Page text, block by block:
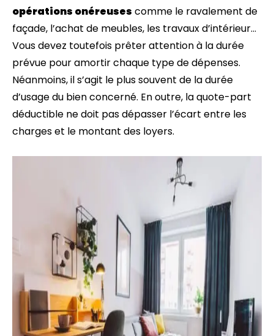
opérations onéreuses comme le ravalement de
façade, l’achat de meubles, les travaux d’intérieur…
Vous devez toutefois prêter attention à la durée
prévue pour amortir chaque type de dépenses.
Néanmoins, il s’agit le plus souvent de la durée
d’usage du bien concerné. En outre, la quote-part
déductible ne doit pas dépasser l’écart entre les
charges et le montant des loyers.